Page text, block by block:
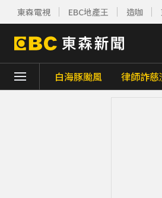
東森電視 EBC地產王 造咖
白海豚颱風 律師詐